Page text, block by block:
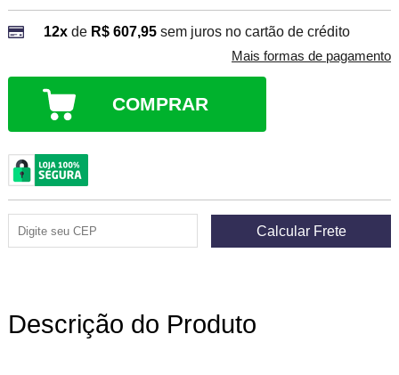
12xde R$ 607,95 sem juros no cartão de crédito
Mais formas de pagamento
COMPRAR
Descrição do Produto